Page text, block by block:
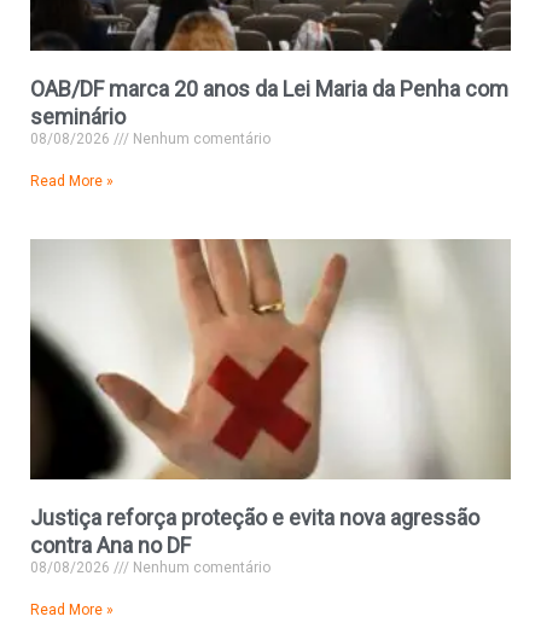
OAB/DF marca 20 anos da Lei Maria da Penha com
seminário
08/08/2026 Nenhum comentário
Read More »
Justiça reforça proteção e evita nova agressão
contra Ana no DF
08/08/2026 Nenhum comentário
Read More »